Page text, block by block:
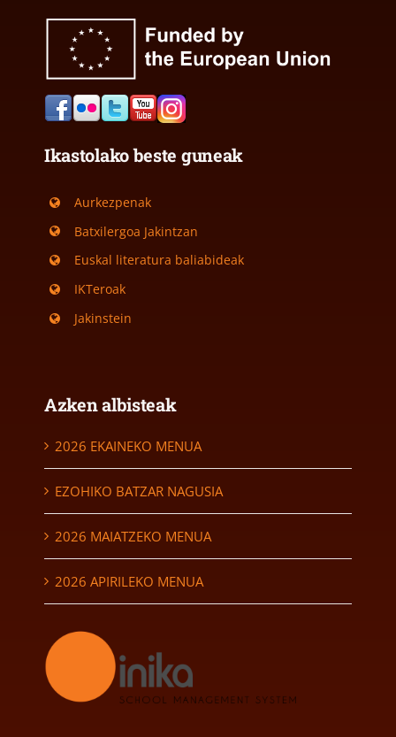
Ikastolako beste guneak
Aurkezpenak
Batxilergoa Jakintzan
Euskal literatura baliabideak
IKTeroak
Jakinstein
Azken albisteak
2026 EKAINEKO MENUA
EZOHIKO BATZAR NAGUSIA
2026 MAIATZEKO MENUA
2026 APIRILEKO MENUA